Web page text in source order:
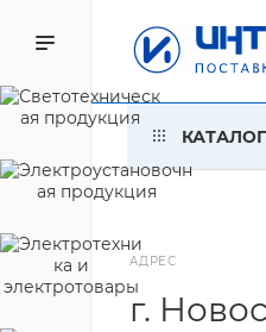
КАТАЛОГ
АДРЕС
г.